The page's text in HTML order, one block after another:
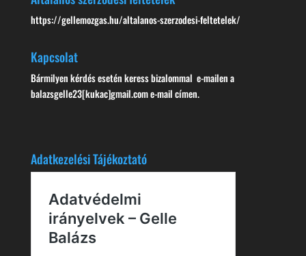
https://gellemozgas.hu/altalanos-szerzodesi-feltetelek/
Kapcsolat
Bármilyen kérdés esetén keress bizalommal e-mailen a
balazsgelle23[kukac]gmail.com e-mail címen.
Adatkezelési Tájékoztató